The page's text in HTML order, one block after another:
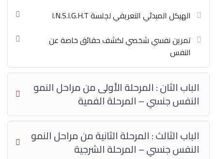
الهيكل المبدئي التعريفي لجلسة I.N.S.I.G.H.T
تمرين نفسي شخصي لكشف حقائق خاصة عن
النفس
الباب الثان : المرحلة الأولى من مراحل النمو
النفس جنسي – المرحلة الفمية
الباب الثالث : المرحلة الثانية من مراحل النمو
النفس جنسي – المرحلة الشرجية